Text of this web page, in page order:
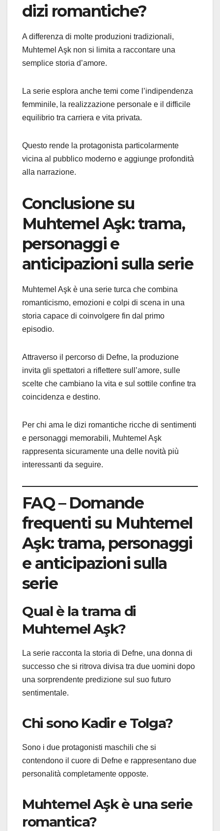
dizi romantiche?
A differenza di molte produzioni tradizionali,
Muhtemel Aşk non si limita a raccontare una
semplice storia d’amore.
La serie esplora anche temi come l’indipendenza
femminile, la realizzazione personale e il difficile
equilibrio tra carriera e vita privata.
Questo rende la protagonista particolarmente
vicina al pubblico moderno e aggiunge profondità
alla narrazione.
Conclusione su
Muhtemel Aşk: trama,
personaggi e
anticipazioni sulla serie
Muhtemel Aşk è una serie turca che combina
romanticismo, emozioni e colpi di scena in una
storia capace di coinvolgere fin dal primo
episodio.
Attraverso il percorso di Defne, la produzione
invita gli spettatori a riflettere sull’amore, sulle
scelte che cambiano la vita e sul sottile confine tra
coincidenza e destino.
Per chi ama le dizi romantiche ricche di sentimenti
e personaggi memorabili, Muhtemel Aşk
rappresenta sicuramente una delle novità più
interessanti da seguire.
FAQ – Domande
frequenti su Muhtemel
Aşk: trama, personaggi
e anticipazioni sulla
serie
Qual è la trama di
Muhtemel Aşk?
La serie racconta la storia di Defne, una donna di
successo che si ritrova divisa tra due uomini dopo
una sorprendente predizione sul suo futuro
sentimentale.
Chi sono Kadir e Tolga?
Sono i due protagonisti maschili che si
contendono il cuore di Defne e rappresentano due
personalità completamente opposte.
Muhtemel Aşk è una serie
romantica?